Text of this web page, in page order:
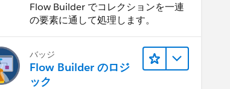
Flow Builder でコレクションを一連
の要素に通して処理します。
バッジ
Flow Builder のロジ
ック